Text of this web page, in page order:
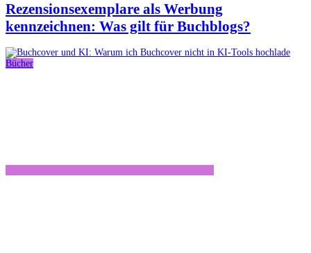
Rezensionsexemplare als Werbung
kennzeichnen: Was gilt für Buchblogs?
Bücher